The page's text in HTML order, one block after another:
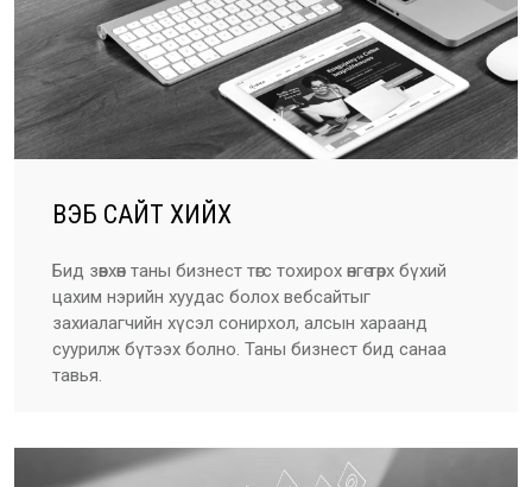
ВЭБ САЙТ ХИЙХ
Бид зөвхөн таны бизнест төгс тохирох өнгө төрх бүхий
цахим нэрийн хуудас болох вебсайтыг
захиалагчийн хүсэл сонирхол, алсын хараанд
суурилж бүтээх болно. Таны бизнест бид санаа
тавья.